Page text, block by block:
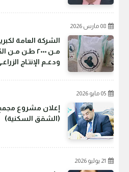
08 مارس 2026
الشركة العامة
مـن ٢٠٠٠ طـن
ودعـم الإنتـاج
05 مايو 2026
إعلان مشروع
(الشقق السكنية)
21 يوليو 2026